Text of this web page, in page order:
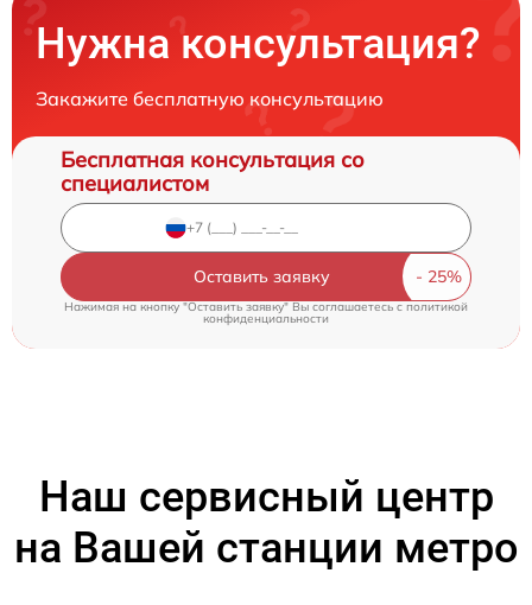
Нужна консультация?
Закажите бесплатную консультацию
Бесплатная консультация со
специалистом
Оставить заявку
Нажимая на кнопку "Оставить заявку" Вы соглашаетесь cполитикой
конфиденциальности
Наш сервисный центр
на Вашей станции метро